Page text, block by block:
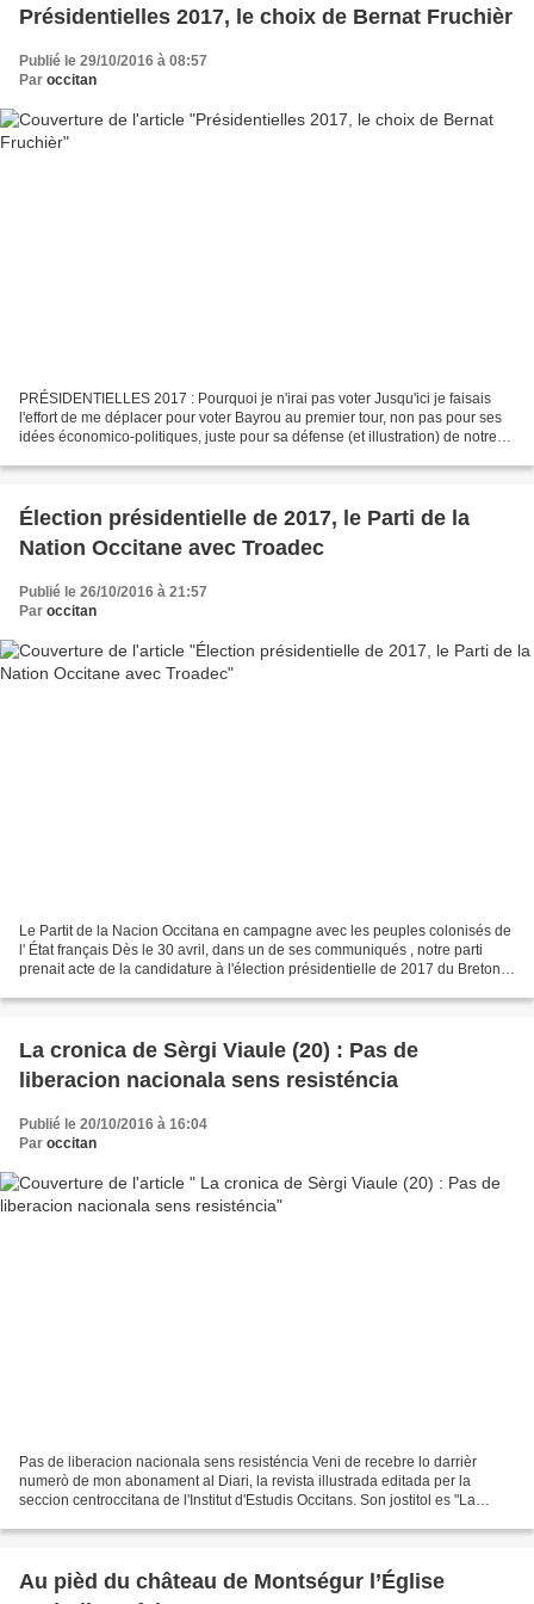
Présidentielles 2017, le choix de Bernat Fruchièr
Publié le 29/10/2016 à 08:57
Par occitan
PRÉSIDENTIELLES 2017 : Pourquoi je n'irai pas voter Jusqu'ici je faisais
l'effort de me déplacer pour voter Bayrou au premier tour, non pas pour ses
idées économico-politiques, juste pour sa défense (et illustration) de notre
Élection présidentielle de 2017, le Parti de la
Nation Occitane avec Troadec
Publié le 26/10/2016 à 21:57
Par occitan
Le Partit de la Nacion Occitana en campagne avec les peuples colonisés de
l' État français Dès le 30 avril, dans un de ses communiqués , notre parti
prenait acte de la candidature à l'élection présidentielle de 2017 du Breton
La cronica de Sèrgi Viaule (20) : Pas de
liberacion nacionala sens resisténcia
Publié le 20/10/2016 à 16:04
Par occitan
Pas de liberacion nacionala sens resisténcia Veni de recebre lo darrièr
numerò de mon abonament al Diari, la revista illustrada editada per la
seccion centroccitana de l'Institut d'Estudis Occitans. Son jostitol es "La
Au pièd du château de Montségur l’Église